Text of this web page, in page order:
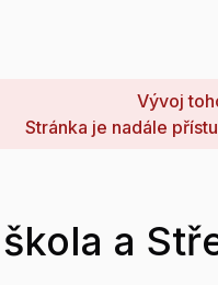
Vývoj
Stránka je nadále
a